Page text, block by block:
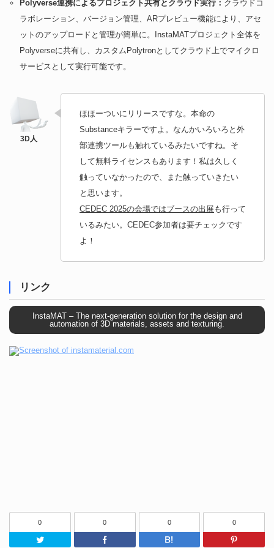
Polyverse連携によるプロジェクト共有とクラウド実行： クラウドコ
ラボレーション、バージョン管理、ARプレビュー機能により、アセ
ットのアップロードと管理が簡単に。InstaMATプロジェクト全体を
Polyverseに共有し、カスタムPolytronとしてクラウド上でマイクロ
サービスとして実行可能です。
ほほーついにリリースですな。本命の
Substanceキラーですよ。なんかいろいろと外
部連携ツールも触れているみたいですね。そ
して無料ライセンスもあります！私は久しく
触っていなかったので、また触っていきたい
と思います。
CEDEC 2025の会場ではブースの出展 も行って
いるみたい。CEDEC参加者は要チェックです
よ！
リンク
InstaMAT – The next-generation solution for the design and
automation of 3D materials, assets and texturing.
0
Twitter
0
Facebook
0
はてなブッ
0